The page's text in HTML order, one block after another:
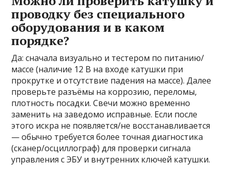
проводку без специального
оборудования и в каком
порядке?
Да: сначала визуально и тестером по питанию/
массе (наличие 12 В на входе катушки при
прокрутке и отсутствие падения на массе). Далее
проверьте разъёмы на коррозию, переломы,
плотность посадки. Свечи можно временно
заменить на заведомо исправные. Если после
этого искра не появляется/не восстанавливается
— обычно требуется более точная диагностика
(сканер/осциллограф) для проверки сигнала
управления с ЭБУ и внутренних ключей катушки.